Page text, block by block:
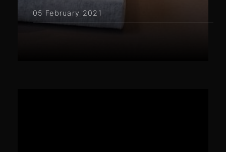
05 February 2021